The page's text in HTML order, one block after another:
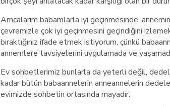
Amcalarım babamlarla iyi geçinmesinde, annemin
çevremizle çok iyi geçinmesini geçindiğini
bıraktığınız ifade etmek istiyorum, çünkü
annemlere tavsiyelerini uygulamada ve
Ev sohbetlerimiz bunlarla da yeterli değil,
kadar bütün babaannelerin anneannelerin
evimizde sohbetin ortasında mayadır.